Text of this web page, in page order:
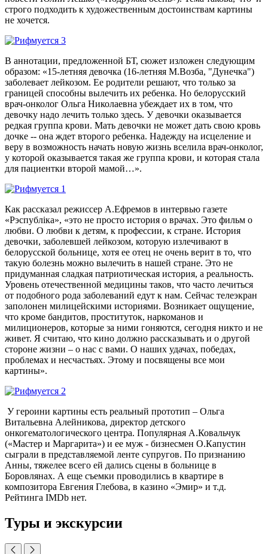
строго подходить к художественным достоинствам картины
не хочется.
В аннотации, предложенной БТ, сюжет изложен следующим
образом: «15-летняя девочка (16-летняя М.Возба, "Дунечка")
заболевает лейкозом. Ее родители решают, что только за
границей способны вылечить их ребенка. Но белорусский
врач-онколог Ольга Николаевна убеждает их в том, что
девочку надо лечить только здесь. У девочки оказывается
редкая группа крови. Мать девочки не может дать свою кровь
дочке -- она ждет второго ребенка. Надежду на исцеление и
веру в возможность начать новую жизнь вселила врач-онколог,
у которой оказывается такая же группа крови, и которая стала
для пациентки второй мамой…».
Как рассказал режиссер А.Ефремов в интервью газете
«Рэспублiка», «это не просто история о врачах. Это фильм о
любви. О любви к детям, к профессии, к стране. История
девочки, заболевшей лейкозом, которую излечивают в
белорусской больнице, хотя ее отец не очень верит в то, что
такую болезнь можно вылечить в нашей стране. Это не
придуманная сладкая патриотическая история, а реальность.
Уровень отечественной медицины таков, что часто лечиться
от подобного рода заболеваний едут к нам. Сейчас телеэкран
заполонен милицейскими историями. Возникает ощущение,
что кроме бандитов, проституток, наркоманов и
милиционеров, которые за ними гоняются, сегодня никто и не
живет. Я считаю, что кино должно рассказывать и о другой
стороне жизни – о нас с вами. О наших удачах, победах,
проблемах и несчастьях. Этому и посвящены все мои
картины».
У героини картины есть реальный прототип – Ольга
Витальевна Алейникова, директор детского
онкогематологического центра. Популярная А.Ковальчук
(«Мастер и Маргарита») и ее муж - бизнесмен О.Капустин
сыграли в представляемой ленте супругов. По признанию
Анны, тяжелее всего ей дались сцены в больнице в
Боровлянах. А еще съемки проводились в квартире в
композитора Евгения Глебова, в казино «Эмир» и т.д.
Рейтинга IMDb нет.
Туры и экскурсии